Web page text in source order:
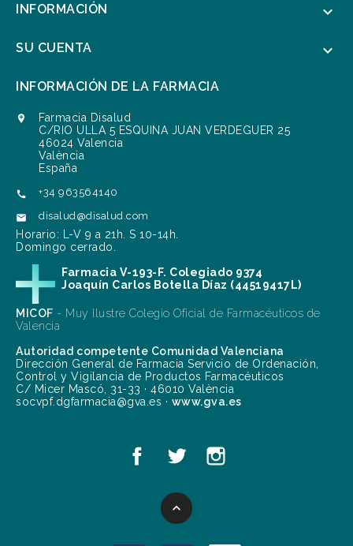
INFORMACIÓN 
SU CUENTA 
INFORMACIÓN DE LA FARMACIA

Farmacia Disalud
C/RIO ULLA 5 ESQUINA JUAN VERDEGUER 25
46024 Valencia
València
España
 +34 963564140
 disalud@disalud.com
Horario: L-V 9 a 21h. S 10-14h.
Domingo cerrado.
Farmacia V-193-F. Colegiado 9374
Joaquín Carlos Botella Díaz (44519417L)
MICOF - Muy Ilustre Colegio Oficial de Farmacéuticos de
Valencia
Autoridad competente Comunidad Valenciana
Dirección General de Farmacia Servicio de Ordenación,
Control y Vigilancia de Productos Farmacéuticos
C/ Micer Mascó, 31-33 · 46010 València
socvpf.dgfarmacia@gva.es · www.gva.es
